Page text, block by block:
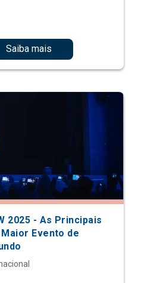
Saiba mais
2025 - As Principais
Evento de